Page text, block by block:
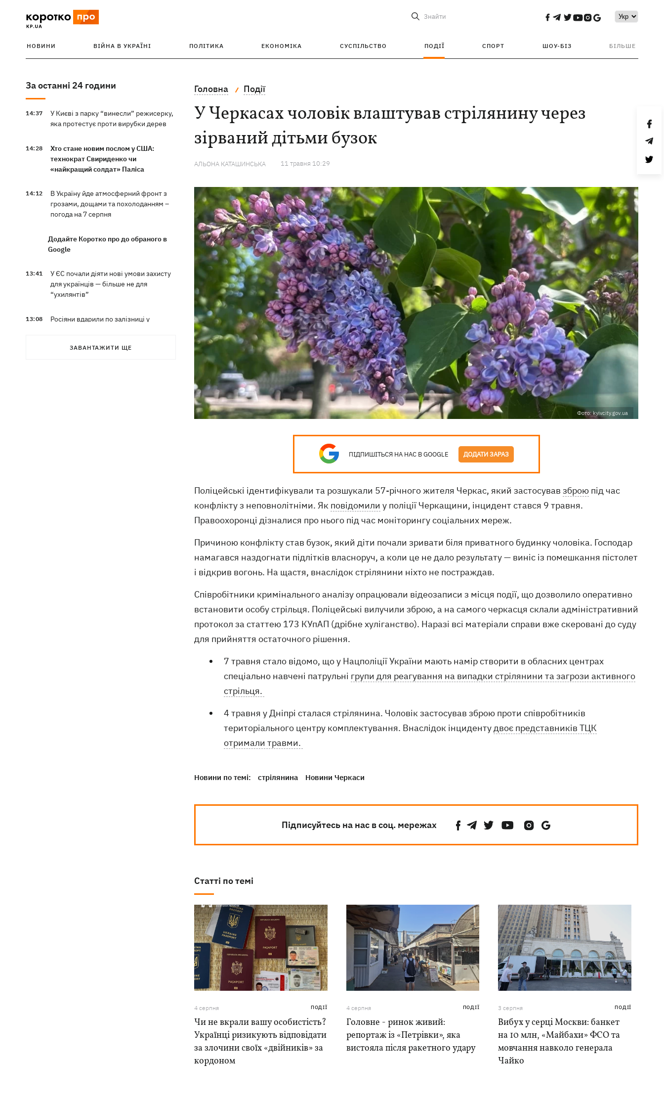
Знайти
НОВИНИ ВІЙНА В УКРАЇНІ ПОЛІТИКА ЕКОНОМІКА СУСПІЛЬСТВО ПОДІЇ СПОРТ ШОУ-БІЗ БІЛЬШЕ
За останні 24 години
14:37
У Києві з парку “винесли” режисерку,
яка протестує проти вирубки дерев
14:28
Хто стане новим послом у США:
технократ Свириденко чи
«найкращий солдат» Паліса
14:12
В Україну йде атмосферний фронт з
грозами, дощами та похолоданням –
погода на 7 серпня
Додайте Коротко про до обраного в
Google
13:41
У ЄС почали діяти нові умови захисту
для українців — більше не для
“ухилянтів”
13:08
Росіяни вдарили по залізниці у
ЗАВАНТАЖИТИ ЩЕ
Головна Події
У Черкасах чоловік влаштував стрілянину через
зірваний дітьми бузок
АЛЬОНА КАТАШИНСЬКА 11 травня 10:29
Фото: kyivcity.gov.ua
ПІДПИШІТЬСЯ НА НАС В GOOGLE ДОДАТИ ЗАРАЗ
Поліцейські ідентифікували та розшукали 57-річного жителя Черкас, який застосував зброю під час
конфлікту з неповнолітніми. Як повідомили у поліції Черкащини, інцидент стався 9 травня.
Правоохоронці дізналися про нього під час моніторингу соціальних мереж.
Причиною конфлікту став бузок, який діти почали зривати біля приватного будинку чоловіка. Господар
намагався наздогнати підлітків власноруч, а коли це не дало результату — виніс із помешкання пістолет
і відкрив вогонь. На щастя, внаслідок стрілянини ніхто не постраждав.
Співробітники кримінального аналізу опрацювали відеозаписи з місця події, що дозволило оперативно
встановити особу стрільця. Поліцейські вилучили зброю, а на самого черкасця склали адміністративний
протокол за статтею 173 КУпАП (дрібне хуліганство). Наразі всі матеріали справи вже скеровані до суду
для прийняття остаточного рішення.
7 травня стало відомо, що у Нацполіції України мають намір створити в обласних центрах
спеціально навчені патрульні групи для реагування на випадки стрілянини та загрози активного
стрільця.
4 травня у Дніпрі сталася стрілянина. Чоловік застосував зброю проти співробітників
територіального центру комплектування. Внаслідок інцидентудвоє представників ТЦК
отримали травми.
Новини по темі: стрілянина Новини Черкаси
Підписуйтесь на нас в соц. мережах
Статті по темі
4 серпня ПОДІЇ
Чи не вкрали вашу особистість?
Українці ризикують відповідати
за злочини своїх «двійників» за
кордоном
4 серпня ПОДІЇ
Головне - ринок живий:
репортаж із «Петрівки», яка
вистояла після ракетного удару
3 серпня ПОДІЇ
Вибух у серці Москви: банкет
на 10 млн, «Майбахи» ФСО та
мовчання навколо генерала
Чайко